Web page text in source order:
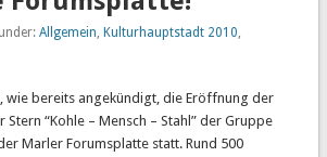
Allgemein, Kulturhauptstadt 2010,
wie bereits angekündigt, die Eröffnung der
“Kohle – Mensch – Stahl” der Gruppe
Marler Forumsplatte statt. Rund 500